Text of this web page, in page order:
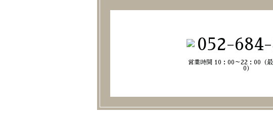
052-
営業時間 10：00～22：00 （
0）